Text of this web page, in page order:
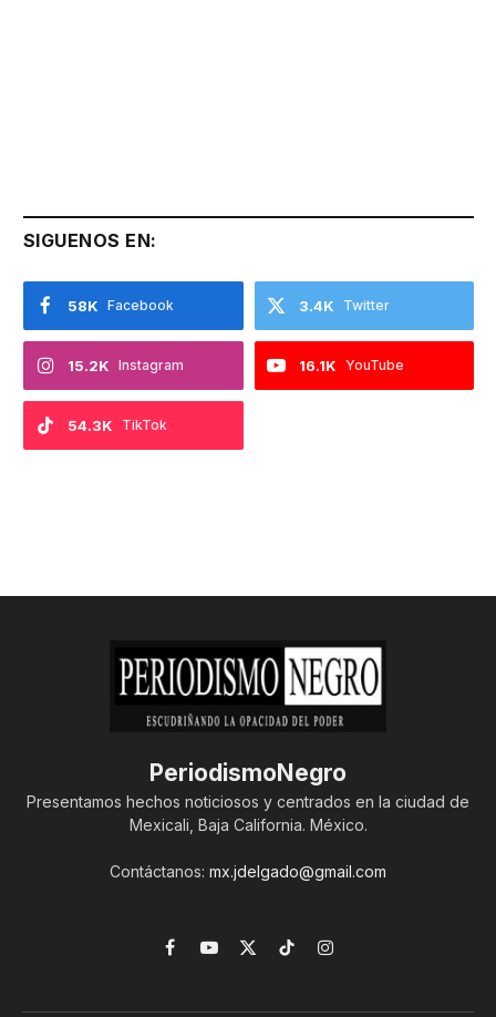
SIGUENOS EN:
Facebook
58K Twitter
3.4K
Instagram
15.2K YouTube
16.1K
TikTok
54.3K
PeriodismoNegro
Presentamos hechos noticiosos y centrados en la ciudad de
Mexicali, Baja California. México.
Contáctanos: mx.jdelgado@gmail.com
Facebook
YouTube
X
TikTokInstagram